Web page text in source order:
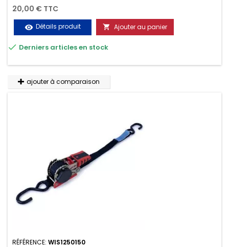
0.2M / 125daN), simple et rapide d'utilisation. Permet
d'arrimer et de sécuriser vos chargements pendant le
transport. Matière polyester très résistante aux UV et aux
variations de températures, n'absorbe pas l'eau.
20,00 € TTC
visibility Détails produit  Ajouter au panier
 Derniers articles en stock
ajouter à comparaison
RÉFÉRENCE: WIS1250150